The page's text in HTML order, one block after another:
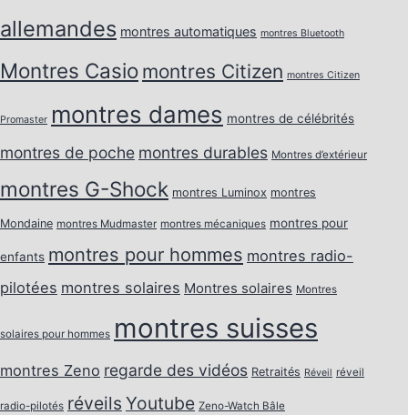
allemandes montres automatiques montres Bluetooth
Montres Casio montres Citizen montres Citizen
Promaster montres dames montres de célébrités
montres de poche montres durables Montres d’extérieur
montres G-Shock montres Luminox montres
Mondaine montres Mudmaster montres mécaniques montres pour
enfants montres pour hommes montres radio-
pilotées montres solaires Montres solaires Montres
solaires pour hommes montres suisses
montres Zeno regarde des vidéos Retraités Réveil réveil
radio-pilotés réveils Youtube Zeno-Watch Bâle